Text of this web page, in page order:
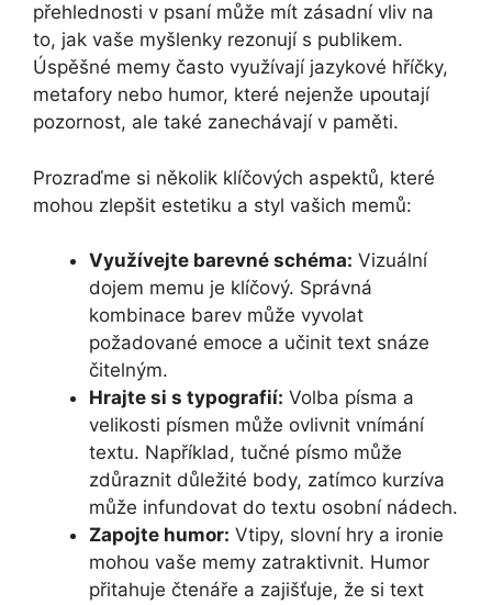
přehlednosti v psaní může mít zásadní vliv na
to, jak vaše myšlenky rezonují s publikem.
Úspěšné memy často využívají jazykové hříčky,
metafory nebo humor, které nejenže upoutají
pozornost, ale také zanechávají v paměti.
Prozraďme si několik klíčových aspektů, které
mohou zlepšit estetiku a styl vašich memů:
Využívejte barevné schéma: Vizuální
dojem memu je klíčový. Správná
kombinace barev může vyvolat
požadované emoce a učinit text snáze
čitelným.
Hrajte si s typografií: Volba písma a
velikosti písmen může ovlivnit vnímání
textu. Například, tučné písmo může
zdůraznit důležité body, zatímco kurzíva
může infundovat do textu osobní nádech.
Zapojte humor: Vtipy, slovní hry a ironie
mohou vaše memy zatraktivnit. Humor
přitahuje čtenáře a zajišťuje, že si text